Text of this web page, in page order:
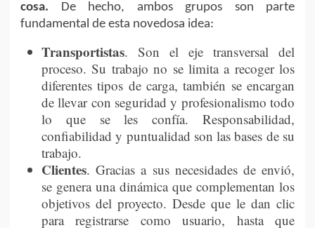
cosa. De hecho, ambos grupos son parte
fundamental de esta novedosa idea:
Transportistas. Son el eje transversal del
proceso. Su trabajo no se limita a recoger los
diferentes tipos de carga, también se encargan
de llevar con seguridad y profesionalismo todo
lo que se les confía. Responsabilidad,
confiabilidad y puntualidad son las bases de su
trabajo.
Clientes. Gracias a sus necesidades de envió,
se genera una dinámica que complementan los
objetivos del proyecto. Desde que le dan clic
para registrarse como usuario, hasta que